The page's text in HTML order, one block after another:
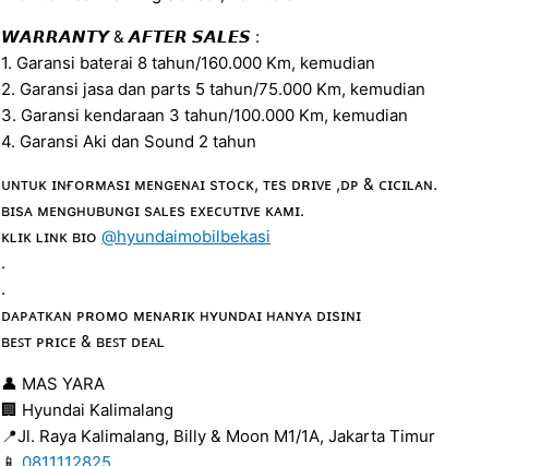
𝙒𝘼𝙍𝙍𝘼𝙉𝙏𝙔 & 𝘼𝙁𝙏𝙀𝙍 𝙎𝘼𝙇𝙀𝙎 :
1. Garansi baterai 8 tahun/160.000 Km, kemudian
2. Garansi jasa dan parts 5 tahun/75.000 Km, kemudian
3. Garansi kendaraan 3 tahun/100.000 Km, kemudian
4. Garansi Aki dan Sound 2 tahun
ᴜɴᴛᴜᴋ ɪɴғᴏʀᴍᴀsɪ ᴍᴇɴɢᴇɴᴀɪ sᴛᴏᴄᴋ, ᴛᴇs ᴅʀɪᴠᴇ ,ᴅᴘ & ᴄɪᴄɪʟᴀɴ.
ʙɪsᴀ ᴍᴇɴɢʜᴜʙᴜɴɢɪ sᴀʟᴇs ᴇxᴇᴄᴜᴛɪᴠᴇ ᴋᴀᴍɪ.
ᴋʟɪᴋ ʟɪɴᴋ ʙɪᴏ @hyundaimobilbekasi
.
.
ᴅᴀᴘᴀᴛᴋᴀɴ ᴘʀᴏᴍᴏ ᴍᴇɴᴀʀɪᴋ ʜʏᴜɴᴅᴀɪ ʜᴀɴʏᴀ ᴅɪsɪɴɪ
ʙᴇꜱᴛ ᴘʀɪᴄᴇ & ʙᴇꜱᴛ ᴅᴇᴀʟ
👤 MAS YARA
🏢 Hyundai Kalimalang
📍Jl. Raya Kalimalang, Billy & Moon M1/1A, Jakarta Timur